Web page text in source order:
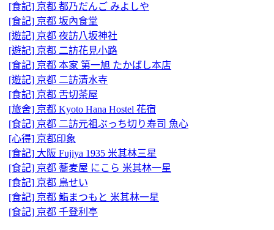
[食記] 京都 都乃だんご みよしや
[食記] 京都 坂內食堂
[遊記] 京都 夜訪八坂神社
[遊記] 京都 二訪花見小路
[食記] 京都 本家 第一旭 たかばし本店
[遊記] 京都 二訪清水寺
[食記] 京都 舌切茶屋
[旅舍] 京都 Kyoto Hana Hostel 花宿
[食記] 京都 二訪元祖ぶっち切り寿司 魚心
[心得] 京都印象
[食記] 大阪 Fujiya 1935 米其林三星
[食記] 京都 蕎麦屋 にこら 米其林一星
[食記] 京都 鳥せい
[食記] 京都 鮨まつもと 米其林一星
[食記] 京都 千登利亭